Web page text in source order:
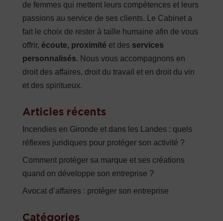
de femmes qui mettent leurs compétences et leurs
passions au service de ses clients. Le Cabinet a
fait le choix de rester à taille humaine afin de vous
offrir, écoute, proximité et des services
personnalisés. Nous vous accompagnons en
droit des affaires, droit du travail et en droit du vin
et des spiritueux.
Articles récents
Incendies en Gironde et dans les Landes : quels
réflexes juridiques pour protéger son activité ?
Comment protéger sa marque et ses créations
quand on développe son entreprise ?
Avocat d’affaires : protéger son entreprise
Catégories